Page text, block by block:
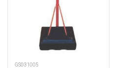
GS031005